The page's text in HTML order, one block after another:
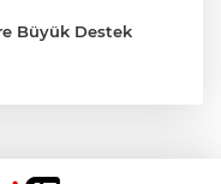
Büyük Destek